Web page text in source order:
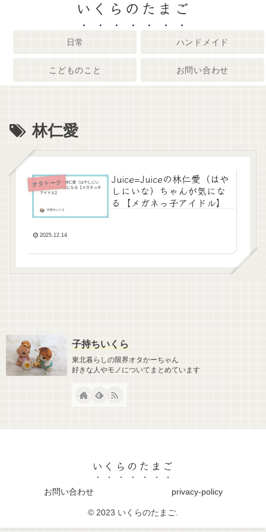
いくらのたまご
日常 ハンドメイド
こどものこと お問い合わせ
林仁愛
オタトーク
Juice=Juiceの林仁愛（はや
しにいな）ちゃんが気にな
る【メガネっ子アイドル】
2025.12.14
子持ちいくら
東北暮らしの限界オタかーちゃん
好きな人やモノについてまとめています
いくらのたまご
お問い合わせ privacy-policy
© 2023 いくらのたまご.